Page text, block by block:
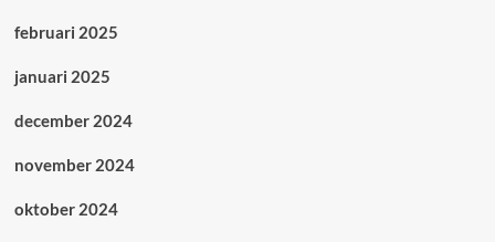
februari 2025
januari 2025
december 2024
november 2024
oktober 2024